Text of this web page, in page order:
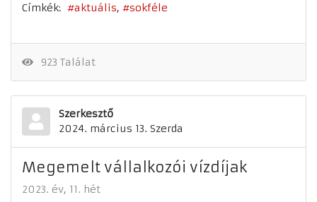
Címkék: aktuális sokféle
923 Találat
Szerkesztő
2024. március 13. Szerda
Megemelt vállalkozói vízdíjak
2023. év 11. hét